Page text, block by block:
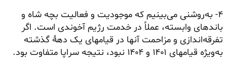
۴- به‌روشنی می‌بینیم که موجودیت و فعالیت بچه شاه و
باندهای وابسته، عملاً در خدمت رژیم آخوندی است. اگر
تفرقه‌اندازی و مزاحمت آنها در قیامهای یک دههٔ گذشته
به‌ویژه قیامهای ۱۴۰۱ و ۱۴۰۴ نبود، نتیجه سراپا متفاوت بود.